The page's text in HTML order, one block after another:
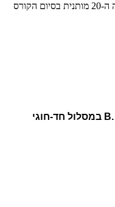
[4] השתתפות בקורס "מוזיקה במאה ה-20 מותנית בסיום הקורס